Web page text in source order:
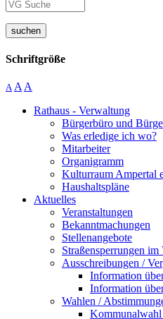
suchen
Schriftgröße
A A A
Rathaus - Verwaltung
Bürgerbüro und
Was erledige ich wo?
Mitarbeiter
Organigramm
Kulturraum Ampertal
Haushaltspläne
Aktuelles
Veranstaltungen
Bekanntmachungen
Stellenangebote
Straßensperrungen
Ausschreibungen /
Information
Information
Wahlen /